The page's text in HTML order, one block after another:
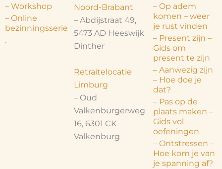
– Workshop
– Online
bezinningsserie
.
Noord-Brabant
– Abdijstraat 49,
5473 AD Heeswijk
Dinther
Retraitelocatie
Limburg
– Oud
Valkenburgerweg
16, 6301 CK
Valkenburg
– Op adem
komen – weer
je rust vinden
– Present zijn –
Gids om
present te zijn
– Aanwezig zijn
– Hoe doe je
dat?
– Pas op de
plaats maken –
Gids vol
oefeningen
– Ontstressen –
Hoe kom je van
je spanning af?